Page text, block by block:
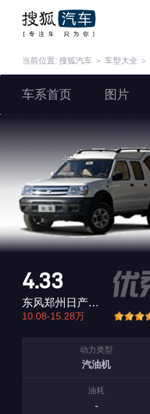
当前位置: 搜狐汽车 ＞ 车型大全 ＞
车系首页 图片
4.33
东风郑州日产锐骐多功能商用车
10.08-15.28万
动力类型
汽油机
油耗
-